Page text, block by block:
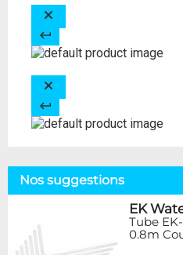
Nos suggestions
EK
Tube
0.8m